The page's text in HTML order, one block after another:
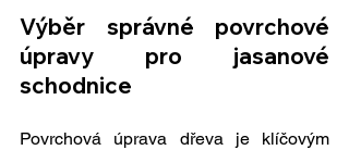
Výběr správné povrchové
úpravy pro jasanové
schodnice
Povrchová úprava dřeva je klíčovým